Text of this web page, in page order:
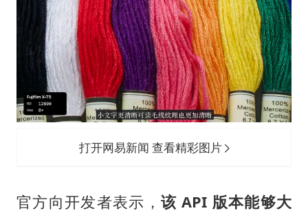
打开网易新闻 查看精彩图片
官方向开发者表示， 该 API 版本能够大